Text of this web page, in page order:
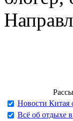
Новости Китая
Всё об отдыхе